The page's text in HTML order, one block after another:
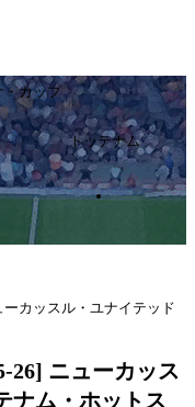
・カップ
トッテナム
カッスル・ユナイテッド
26] ニューカッス
ナム・ホットス